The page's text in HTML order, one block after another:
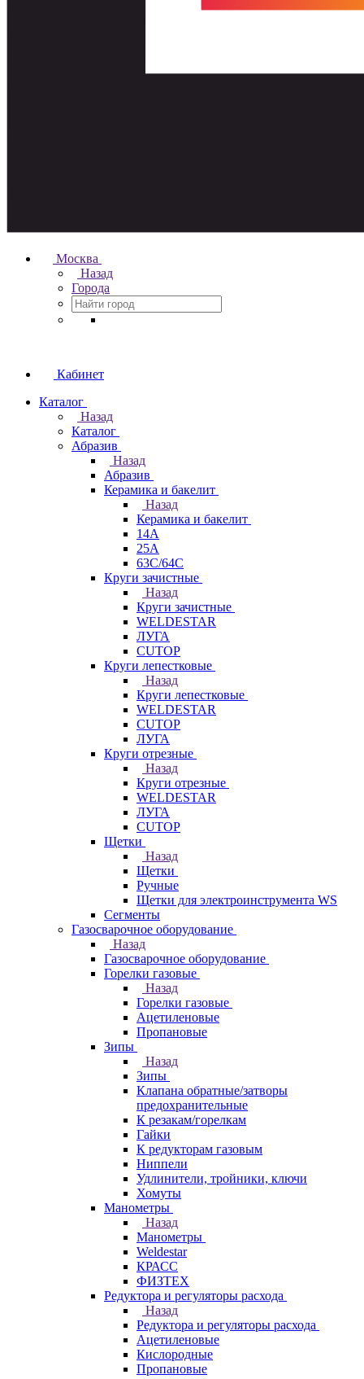
Москва
Назад
Города
Кабинет
Каталог
Назад
Каталог
Абразив
Назад
Абразив
Керамика и бакелит
Назад
Керамика и бакелит
14А
25А
63С/64С
Круги зачистные
Назад
Круги зачистные
WELDESTAR
ЛУГА
CUTOP
Круги лепестковые
Назад
Круги лепестковые
WELDESTAR
CUTOP
ЛУГА
Круги отрезные
Назад
Круги отрезные
WELDESTAR
ЛУГА
CUTOP
Щетки
Назад
Щетки
Ручные
Щетки для электроинструмента WS
Сегменты
Газосварочное оборудование
Назад
Газосварочное оборудование
Горелки газовые
Назад
Горелки газовые
Ацетиленовые
Пропановые
Зипы
Назад
Зипы
Клапана обратные/затворы
предохранительные
К резакам/горелкам
Гайки
К редукторам газовым
Ниппели
Удлинители, тройники, ключи
Хомуты
Манометры
Назад
Манометры
Weldestar
КРАСС
ФИЗТЕХ
Редуктора и регуляторы расхода
Назад
Редуктора и регуляторы расхода
Ацетиленовые
Кислородные
Пропановые